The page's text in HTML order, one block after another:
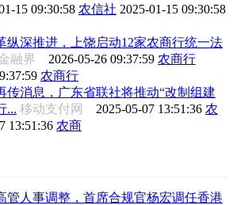
15 09:30:58 农信社 2025-01-15 09:30:58
纵深推进，上饶启动12家农商行统一法
融界 2026-05-26 09:37:59 农商行
农商行
传消息，广东省联社将推动“改制组建
... 移动支付网 2025-05-07 13:51:36 农
13:51:36 农商
管人事调整，首席合规官杨宏调任香港